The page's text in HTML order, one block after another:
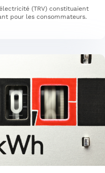
(TRV) constituaient
pour les consommateurs.